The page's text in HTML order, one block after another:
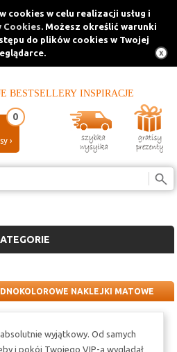
cookies w celu realizacji usług i
Cookies. Możesz określić warunki
do plików cookies w Twojej
BESTSELLERY INSPIRACJE
0
›
NAKLEJKI MATOWE
wyjątkowy. Od samych
i pokój Twojego VIP-a wyglądał